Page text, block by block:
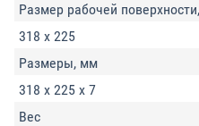
Размер рабочей
318 x 225
Размеры, мм
318 x 225 x 7
Вес